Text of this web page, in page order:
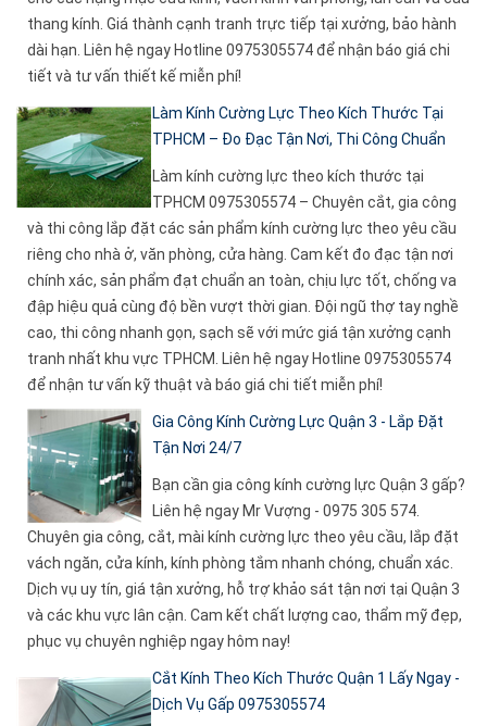
thang kính. Giá thành cạnh tranh trực tiếp tại xưởng, bảo hành
dài hạn. Liên hệ ngay Hotline 0975305574 để nhận báo giá chi
tiết và tư vấn thiết kế miễn phí!
Làm Kính Cường Lực Theo Kích Thước Tại
TPHCM – Đo Đạc Tận Nơi, Thi Công Chuẩn
Làm kính cường lực theo kích thước tại
TPHCM 0975305574 – Chuyên cắt, gia công
và thi công lắp đặt các sản phẩm kính cường lực theo yêu cầu
riêng cho nhà ở, văn phòng, cửa hàng. Cam kết đo đạc tận nơi
chính xác, sản phẩm đạt chuẩn an toàn, chịu lực tốt, chống va
đập hiệu quả cùng độ bền vượt thời gian. Đội ngũ thợ tay nghề
cao, thi công nhanh gọn, sạch sẽ với mức giá tận xưởng cạnh
tranh nhất khu vực TPHCM. Liên hệ ngay Hotline 0975305574
để nhận tư vấn kỹ thuật và báo giá chi tiết miễn phí!
Gia Công Kính Cường Lực Quận 3 - Lắp Đặt
Tận Nơi 24/7
Bạn cần gia công kính cường lực Quận 3 gấp?
Liên hệ ngay Mr Vượng - 0975 305 574.
Chuyên gia công, cắt, mài kính cường lực theo yêu cầu, lắp đặt
vách ngăn, cửa kính, kính phòng tắm nhanh chóng, chuẩn xác.
Dịch vụ uy tín, giá tận xưởng, hỗ trợ khảo sát tận nơi tại Quận 3
và các khu vực lân cận. Cam kết chất lượng cao, thẩm mỹ đẹp,
phục vụ chuyên nghiệp ngay hôm nay!
Cắt Kính Theo Kích Thước Quận 1 Lấy Ngay -
Dịch Vụ Gấp 0975305574